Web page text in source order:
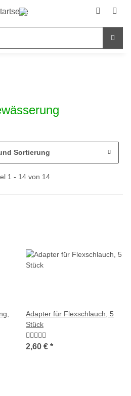
Sortierung
1 - 14 von 14
Adapter für Flexschlauch, 5
Stück
2,60 € *